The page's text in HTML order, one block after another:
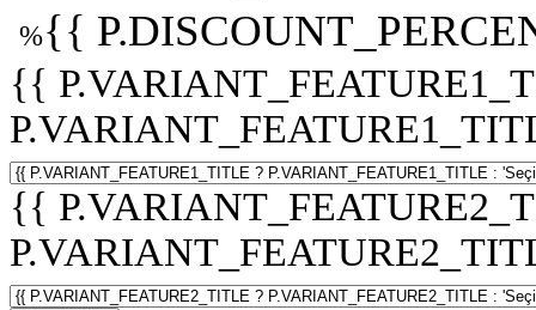
%{{
{{
{{